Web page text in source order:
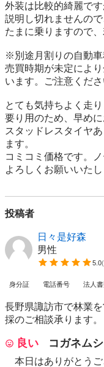
外装は比較的綺麗で
説明し切れませんの
たまに乗りますので
※別途月割りの自動車
売買時期が未定によ
います。ご注意くださ
とても気持ちよく走
要り用のため、早めに
スタッドレスタイヤ
ます。
コミコミ価格です。
よろしくお願いいたし
投稿者
日々是好森
男性
5.0(
身分証 電話番号 法人
長野県諏訪市で林業
採のご相談承ります
良い コガネムシ
本日はありがとう